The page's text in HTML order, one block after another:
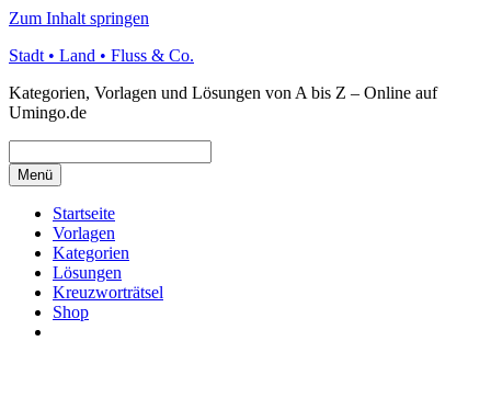
Zum Inhalt springen
Stadt • Land • Fluss & Co.
Kategorien, Vorlagen und Lösungen von A bis Z – Online auf
Umingo.de
Menü
Startseite
Vorlagen
Kategorien
Lösungen
Kreuzworträtsel
Shop